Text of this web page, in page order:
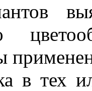
в тех